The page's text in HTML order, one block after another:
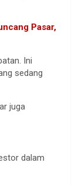
Pasar,
Ini
sedang
juga
dalam